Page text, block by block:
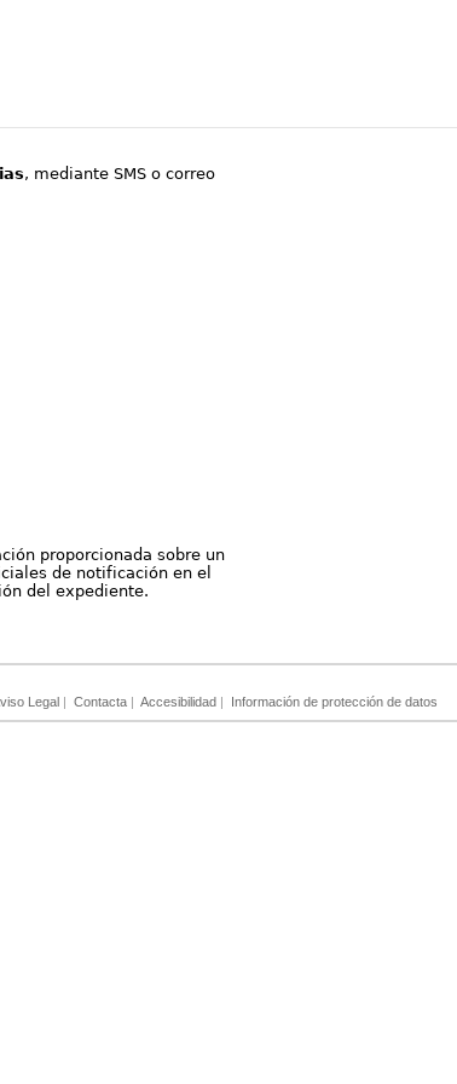
, mediante SMS o correo
proporcionada sobre un
de notificación en el
del expediente.
Legal | Contacta | Accesibilidad | Información de protección de datos